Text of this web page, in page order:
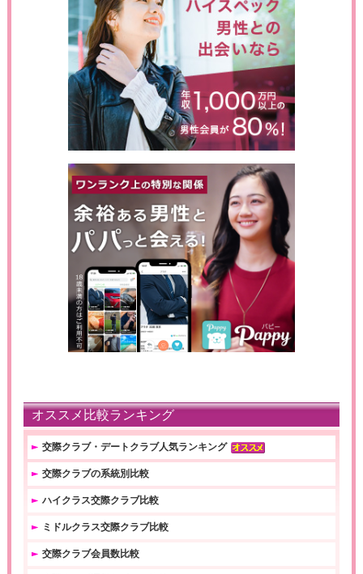
オススメ比較ランキング
交際クラブ・デートクラブ人気ランキング
交際クラブの系統別比較
ハイクラス交際クラブ比較
ミドルクラス交際クラブ比較
交際クラブ会員数比較